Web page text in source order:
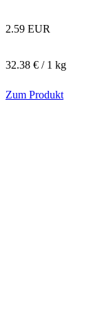
2.59 EUR
32.38 € / 1 kg
Zum Produkt